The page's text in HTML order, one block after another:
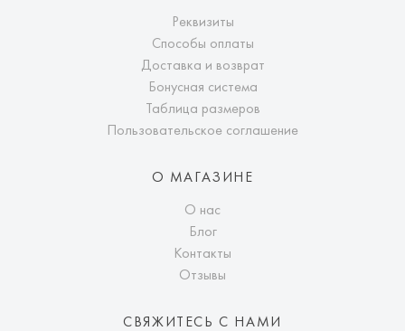
Реквизиты
Способы оплаты
Доставка и возврат
Бонусная система
Таблица размеров
Пользовательское соглашение
О МАГАЗИНЕ
О нас
Блог
Контакты
Отзывы
СВЯЖИТЕСЬ С НАМИ